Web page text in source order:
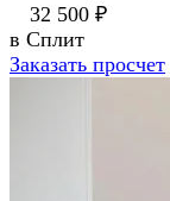
32 500 ₽
в Сплит
Заказать просчет